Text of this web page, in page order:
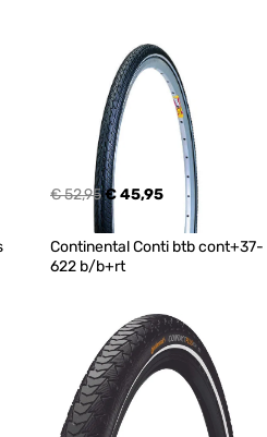
€ 52,95€ 45,95
Continental Conti btb cont+37-
622 b/b+rt